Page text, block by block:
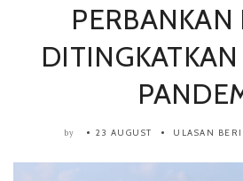
PERBANKAN
by 23 AUGUST ULASAN